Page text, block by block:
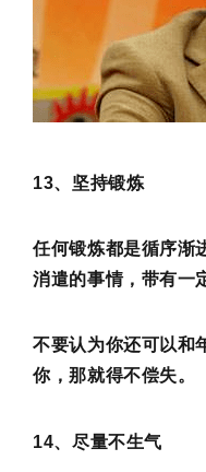
13、坚持锻炼
任何锻炼都是循序渐
消遣的事情，带有一
不要认为你还可以和
你，那就得不偿失。
14、尽量不生气